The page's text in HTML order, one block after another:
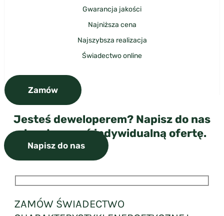
Gwarancja jakości
Najniższa cena
Najszybsza realizacja
Świadectwo online
Zamów
Jesteś deweloperem? Napisz do nas
aby otrzymać indywidualną ofertę.
Napisz do nas
ZAMÓW ŚWIADECTWO